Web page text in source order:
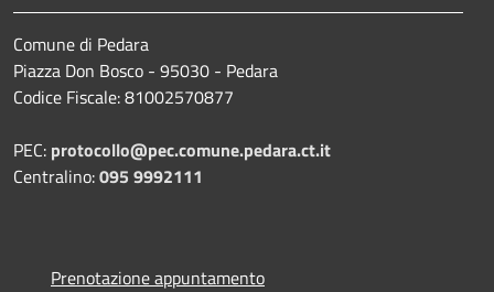
Comune di Pedara
Piazza Don Bosco - 95030 - Pedara
Codice Fiscale: 81002570877
PEC: protocollo@pec.comune.pedara.ct.it
Centralino:095 9992111
Prenotazione appuntamento